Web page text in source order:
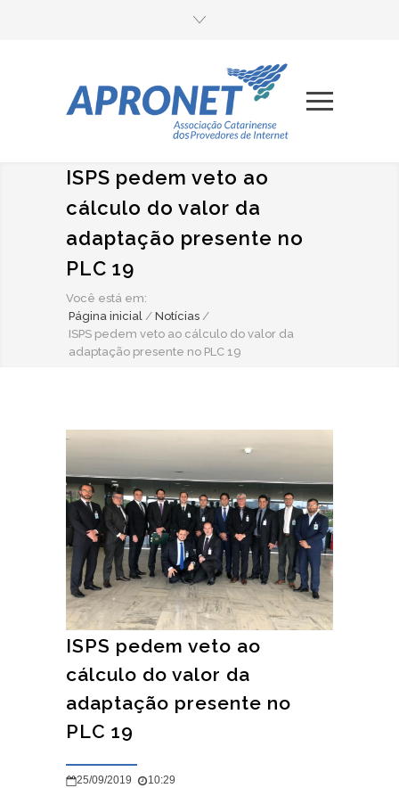
ISPS pedem veto ao
cálculo do valor da
adaptação presente no
PLC 19
Você está em:
Página inicial / Notícias /
ISPS pedem veto ao cálculo do valor da
adaptação presente no PLC 19
ISPS pedem veto ao
cálculo do valor da
adaptação presente no
PLC 19
25/09/2019 10:29